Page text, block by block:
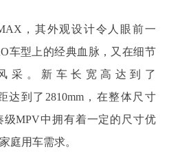
，其外观设计令人眼前一
车型上的经典血脉，又在细节
采。新车长宽高达到了
达到了2810mm，在整体尺寸
级MPV中拥有着一定的尺寸优
庭用车需求。